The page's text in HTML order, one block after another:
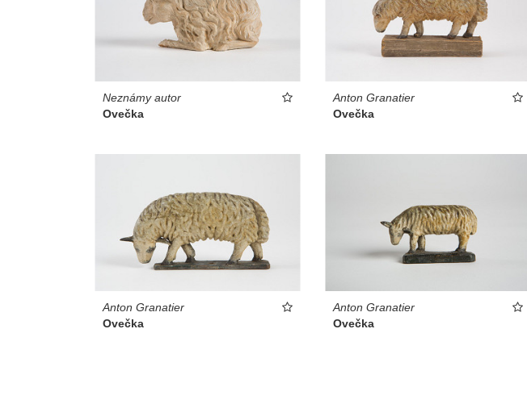
Neznámy autor
Ovečka
Anton Granatier
Ovečka
Anton Granatier
Ovečka
Anton Granatier
Ovečka